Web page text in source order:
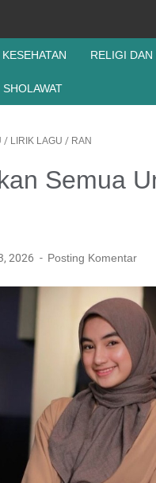
KESEHATAN RELIGI DAN
SHOLAWAT
/ LIRIK LAGU / RAN
Semua
2026 Posting Komentar